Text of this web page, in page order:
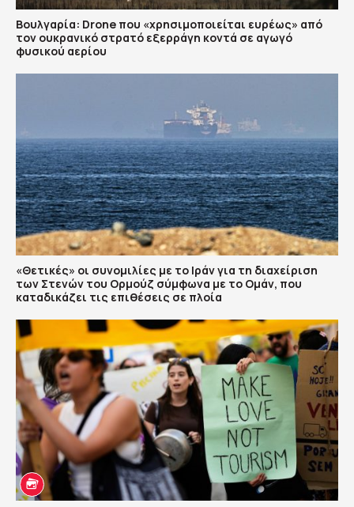
Βουλγαρία: Drone που «χρησιμοποιείται ευρέως» από
τον ουκρανικό στρατό εξερράγη κοντά σε αγωγό
φυσικού αερίου
«Θετικές» οι συνομιλίες με το Ιράν για τη διαχείριση
των Στενών του Ορμούζ σύμφωνα με το Ομάν, που
καταδικάζει τις επιθέσεις σε πλοία